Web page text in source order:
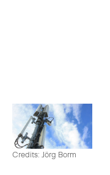
Credits: Jörg Borm